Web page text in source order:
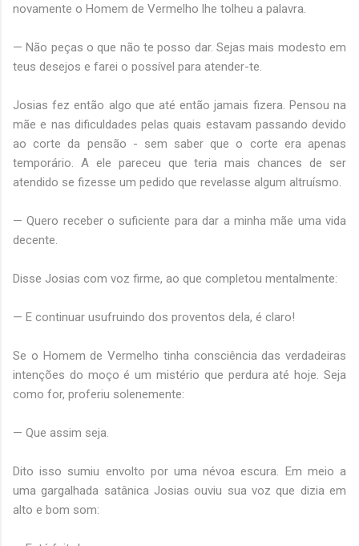
novamente o Homem de Vermelho lhe tolheu a palavra.
— Não peças o que não te posso dar. Sejas mais modesto em
teus desejos e farei o possível para atender-te.
Josias fez então algo que até então jamais fizera. Pensou na
mãe e nas dificuldades pelas quais estavam passando devido
ao corte da pensão - sem saber que o corte era apenas
temporário. A ele pareceu que teria mais chances de ser
atendido se fizesse um pedido que revelasse algum altruísmo.
— Quero receber o suficiente para dar a minha mãe uma vida
decente.
Disse Josias com voz firme, ao que completou mentalmente:
— E continuar usufruindo dos proventos dela, é claro!
Se o Homem de Vermelho tinha consciência das verdadeiras
intenções do moço é um mistério que perdura até hoje. Seja
como for, proferiu solenemente:
— Que assim seja.
Dito isso sumiu envolto por uma névoa escura. Em meio a
uma gargalhada satânica Josias ouviu sua voz que dizia em
alto e bom som: